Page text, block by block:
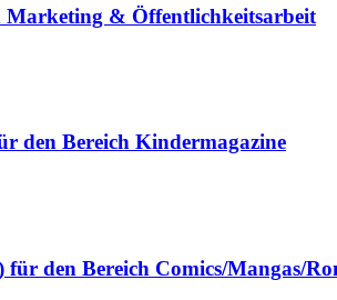
Marketing & Öffentlichkeitsarbeit
den Bereich Kindermagazine
den Bereich Comics/Mangas/